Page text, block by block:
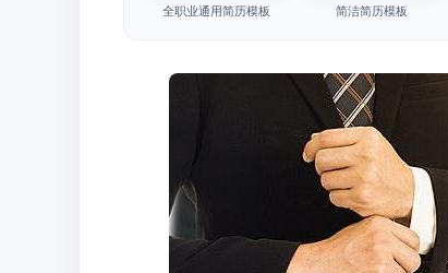
全职业通用简历模板 简洁简历模板